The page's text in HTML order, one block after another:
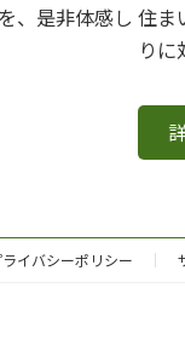
、是非体感し 住ま
り
ライバシーポリシー